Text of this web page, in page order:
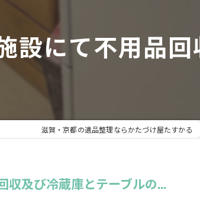
設にて不用品
滋賀・京都の遺品整理ならかたづけ屋たすかる
収及び冷蔵庫とテーブルの...